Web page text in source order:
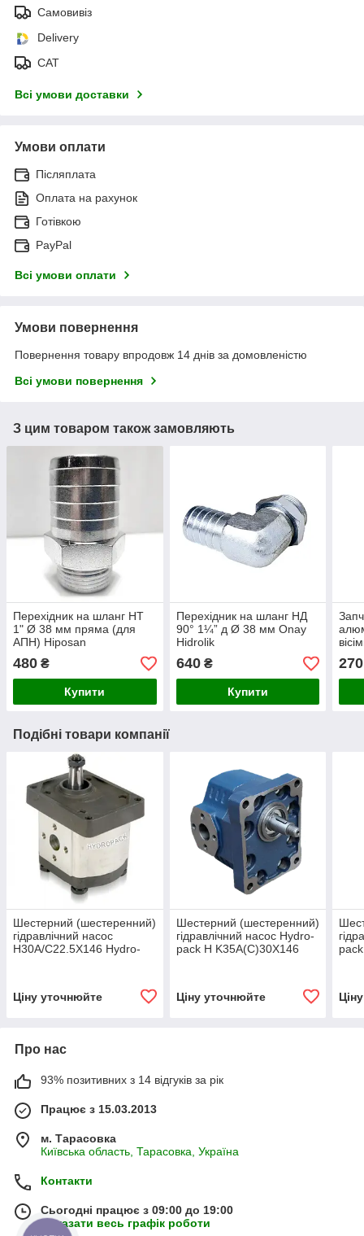
Самовивіз
Delivery
САТ
Всі умови доставки
Умови оплати
Післяплата
Оплата на рахунок
Готівкою
PayPal
Всі умови оплати
Умови повернення
Повернення товару впродовж 14 днів за домовленістю
Всі умови повернення
З цим товаром також замовляють
Перехідник на шланг НТ
1" Ø 38 мм пряма (для
АПН) Hiposan
480 ₴
Купити
Перехідник на шланг НД
90° 1¼” д Ø 38 мм Onay
Hidrolik
640₴
Купити
270
Подібні товари компанії
Шестерний (шестеренний)
гідравлічний насос
H30A/C22.5X146 Hydro-
Ціну уточнюйте
Шестерний (шестеренний)
гідравлічний насос Hydro-
pack H K35A(C)30X146
Ціну уточнюйте
Про нас
93% позитивних з 14 відгуків за рік
Працює з 15.03.2013
м. Тарасовка
Київська область, Тарасовка, Україна
Контакти
Сьогодні працює з 09:00 до 19:00
Показати весь графік роботи